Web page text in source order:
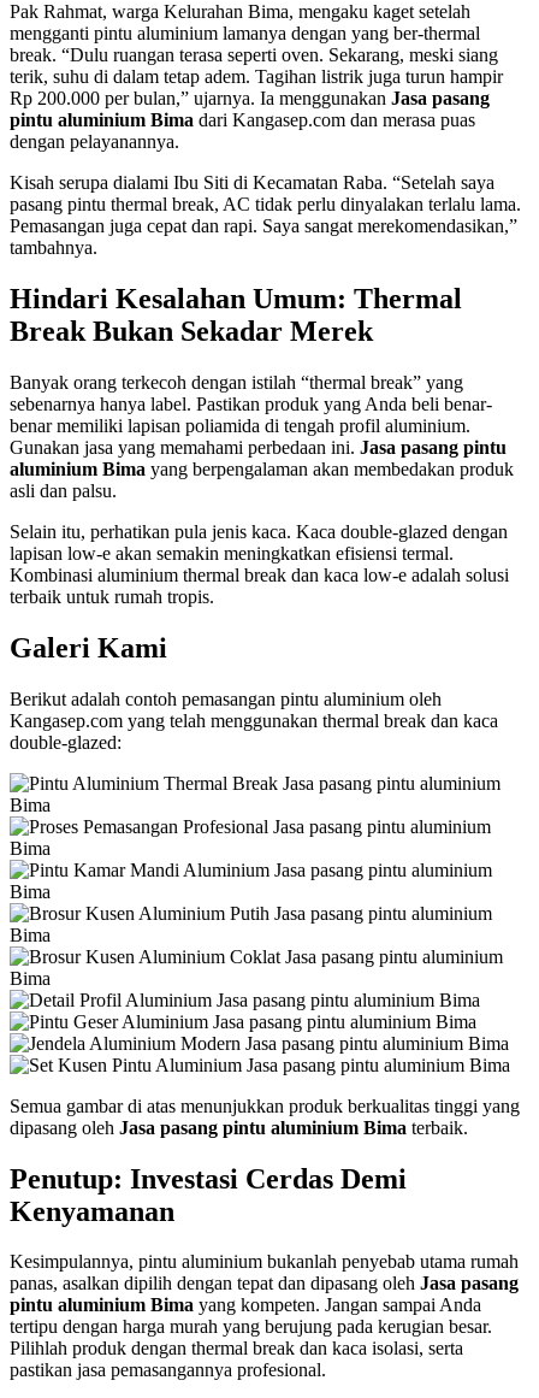
Pak Rahmat, warga Kelurahan Bima, mengaku kaget setelah
mengganti pintu aluminium lamanya dengan yang ber-thermal
break. “Dulu ruangan terasa seperti oven. Sekarang, meski siang
terik, suhu di dalam tetap adem. Tagihan listrik juga turun hampir
Rp 200.000 per bulan,” ujarnya. Ia menggunakan Jasa pasang
pintu aluminium Bima dari Kangasep.com dan merasa puas
dengan pelayanannya.
Kisah serupa dialami Ibu Siti di Kecamatan Raba. “Setelah saya
pasang pintu thermal break, AC tidak perlu dinyalakan terlalu lama.
Pemasangan juga cepat dan rapi. Saya sangat merekomendasikan,”
tambahnya.
Hindari Kesalahan Umum: Thermal
Break Bukan Sekadar Merek
Banyak orang terkecoh dengan istilah “thermal break” yang
sebenarnya hanya label. Pastikan produk yang Anda beli benar-
benar memiliki lapisan poliamida di tengah profil aluminium.
Gunakan jasa yang memahami perbedaan ini. Jasa pasang pintu
aluminium Bima yang berpengalaman akan membedakan produk
asli dan palsu.
Selain itu, perhatikan pula jenis kaca. Kaca double-glazed dengan
lapisan low-e akan semakin meningkatkan efisiensi termal.
Kombinasi aluminium thermal break dan kaca low-e adalah solusi
terbaik untuk rumah tropis.
Galeri Kami
Berikut adalah contoh pemasangan pintu aluminium oleh
Kangasep.com yang telah menggunakan thermal break dan kaca
double-glazed:
Semua gambar di atas menunjukkan produk berkualitas tinggi yang
dipasang oleh Jasa pasang pintu aluminium Bima terbaik.
Penutup: Investasi Cerdas Demi
Kenyamanan
Kesimpulannya, pintu aluminium bukanlah penyebab utama rumah
panas, asalkan dipilih dengan tepat dan dipasang oleh Jasa pasang
pintu aluminium Bima yang kompeten. Jangan sampai Anda
tertipu dengan harga murah yang berujung pada kerugian besar.
Pilihlah produk dengan thermal break dan kaca isolasi, serta
pastikan jasa pemasangannya profesional.